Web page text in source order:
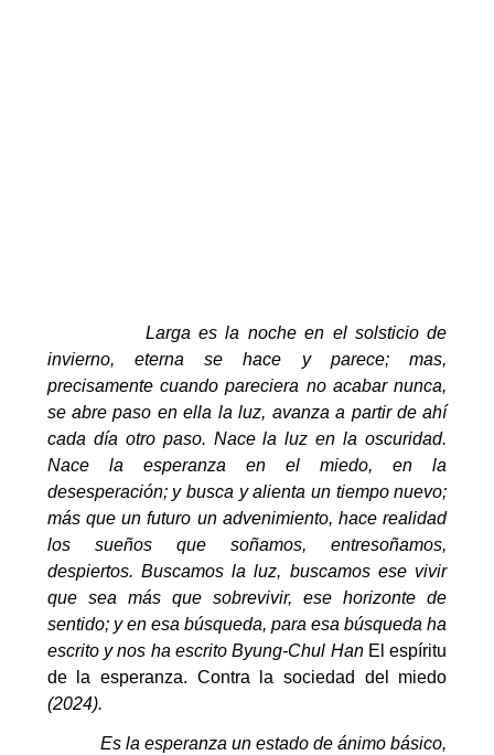
Larga es la noche en el solsticio de
invierno, eterna se hace y parece; mas,
precisamente cuando pareciera no acabar nunca,
se abre paso en ella la luz, avanza a partir de ahí
cada día otro paso. Nace la luz en la oscuridad.
Nace la esperanza en el miedo, en la
desesperación; y busca y alienta un tiempo nuevo;
más que un futuro un advenimiento, hace realidad
los sueños que soñamos, entresoñamos,
despiertos. Buscamos la luz, buscamos ese vivir
que sea más que sobrevivir, ese horizonte de
sentido; y en esa búsqueda, para esa búsqueda ha
escrito y nos ha escrito Byung-Chul Han El espíritu
de la esperanza. Contra la sociedad del miedo
(2024).
Es la esperanza un estado de ánimo básico,